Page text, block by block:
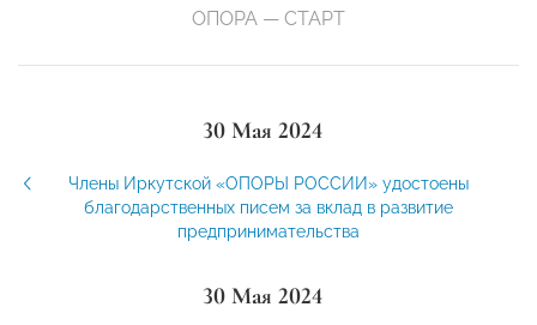
ОПОРА — СТАРТ
30 Мая 2024
Члены Иркутской «ОПОРЫ РОССИИ» удостоены
благодарственных писем за вклад в развитие
предпринимательства
30 Мая 2024